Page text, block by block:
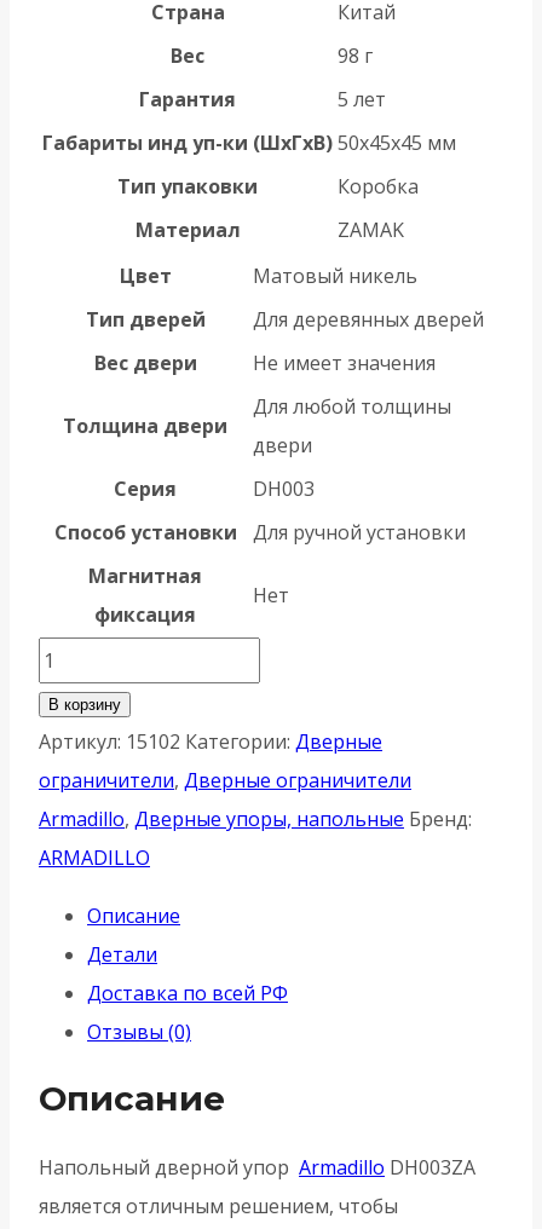
Страна
Китай
Вес
98 г
Гарантия
5 лет
Габариты инд уп-ки (ШхГхВ)50x45x45 мм
Тип упаковки
Коробка
Материал
ZAMAK
Цвет
Матовый никель
Тип дверей
Для деревянных дверей
Вес двери
Не имеет значения
Толщина двери
Для любой толщины
двери
Серия
DH003
Способ установки
Для ручной установки
Магнитная
фиксация
Нет
Количество
товара
Упор
Armadillo
(Армадилло)
дверной
STOPPER/ZA003
(DH003ZA
SN-
3
Матовый
никель
В корзину
Артикул: 15102 Категории: Дверные
ограничители, Дверные ограничители
Armadillo, Дверные упоры, напольные Бренд:
ARMADILLO
Описание
Детали
Доставка по всей РФ
Отзывы (0)
Описание
Напольный дверной упор Armadillo DH003ZA
является отличным решением, чтобы